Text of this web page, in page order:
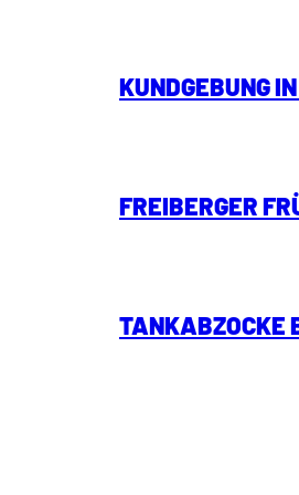
KUNDGEBUNG
FREIBERGER
TANKABZOCKE